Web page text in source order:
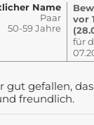
Name
Paar
50-59 Jahre
vor
für
gut gefallen,
freundlich.